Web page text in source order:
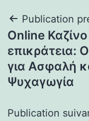
de
l’article
Publication
Online
επικράτεια:
για Ασφαλή
Ψυχαγωγία
Publication